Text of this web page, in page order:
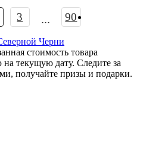
редких материалов, который
Оно говорит без слов.
3 ... 90
стоимость товара
текущую дату. Следите за
получайте призы и подарки.